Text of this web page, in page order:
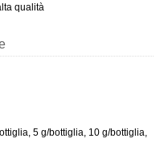
qualità
5 g/bottiglia, 10 g/bottiglia,